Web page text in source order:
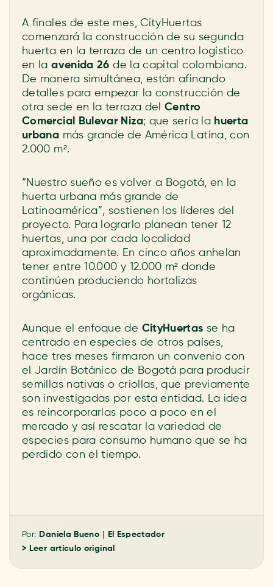
A finales de este mes, CityHuertas
comenzará la construcción de su segunda
huerta en la terraza de un centro logístico
en laavenida 26de la capital colombiana.
De manera simultánea, están afinando
detalles para empezar la construcción de
otra sede en la terraza delCentro
Comercial Bulevar Niza; que sería la huerta
urbana más grande de América Latina, con
2.000 m².
“Nuestro sueño es volver a Bogotá, en la
huerta urbana más grande de
Latinoamérica”, sostienen los líderes del
proyecto. Para lograrlo planean tener 12
huertas, una por cada localidad
aproximadamente. En cinco años anhelan
tener entre 10.000 y 12.000 m² donde
continúen produciendo hortalizas
orgánicas.
Aunque el enfoque de CityHuertas se ha
centrado en especies de otros países,
hace tres meses firmaron un convenio con
el Jardín Botánico de Bogotá para producir
semillas nativas o criollas, que previamente
son investigadas por esta entidad. La idea
es reincorporarlas poco a poco en el
mercado y así rescatar la variedad de
especies para consumo humano que se ha
perdido con el tiempo.
Por: Daniela Bueno
El Espectador
> Leer artículo original